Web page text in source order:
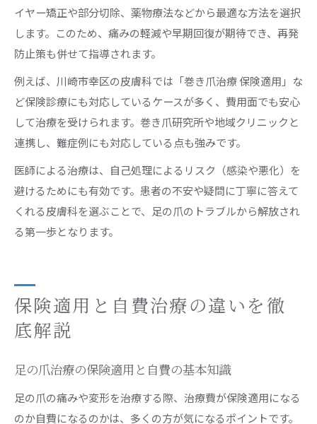
イヤー矯正や部分切除、薬物療法などから最適な方法を選択
します。このため、痛みの軽減や早期回復が期待でき、再発
防止策も併せて指導されます。
例えば、川崎市幸区の皮膚科では「巻き爪治療 保険適用」な
ど保険診療にも対応しているケースが多く、費用面でも安心
して治療を受けられます。巻き爪研究所や地域クリニックと
連携し、難症例にも対応している点も強みです。
医師による治療は、自己処理によるリスク（感染や悪化）を
避けるためにも有効です。患者の不安や疑問に丁寧に答えて
くれる皮膚科を選ぶことで、足の爪のトラブルから解放され
る第一歩となります。
保険適用と自費治療の違いを徹
底解説
足の爪治療の保険適用と自費の基本知識
足の爪の痛みや変形を治療する際、治療費が保険適用になる
のか自費になるのかは、多くの方が気になるポイントです。